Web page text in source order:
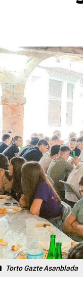
Torto Gazte Asanblada